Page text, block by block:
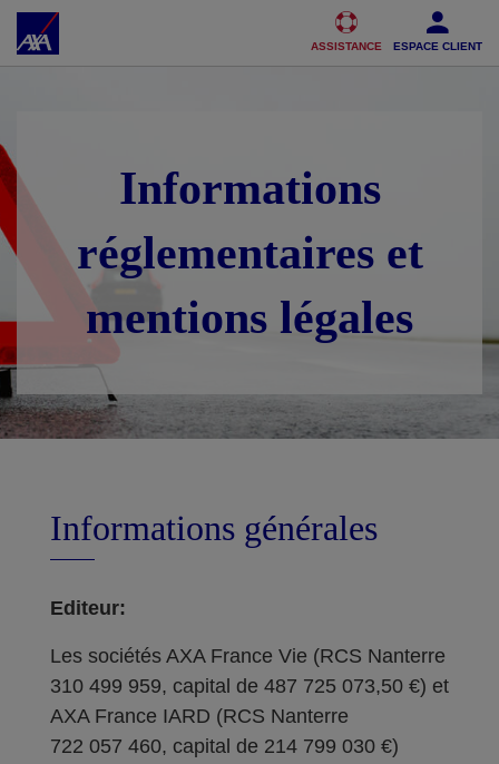
Accéder au Contenu Accéder au Pied de page
ASSISTANCE ESPACE CLIENT
Informations
réglementaires et
mentions légales
Informations générales
Editeur:
Les sociétés AXA France Vie (RCS Nanterre
310 499 959, capital de 487 725 073,50 €) et
AXA France IARD (RCS Nanterre
722 057 460, capital de 214 799 030 €)